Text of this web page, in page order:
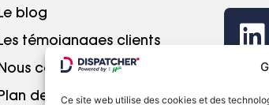
Ce site web utilise des cookies et des
Le blog
Les témoignages clients
Nous contacter
Plan de site